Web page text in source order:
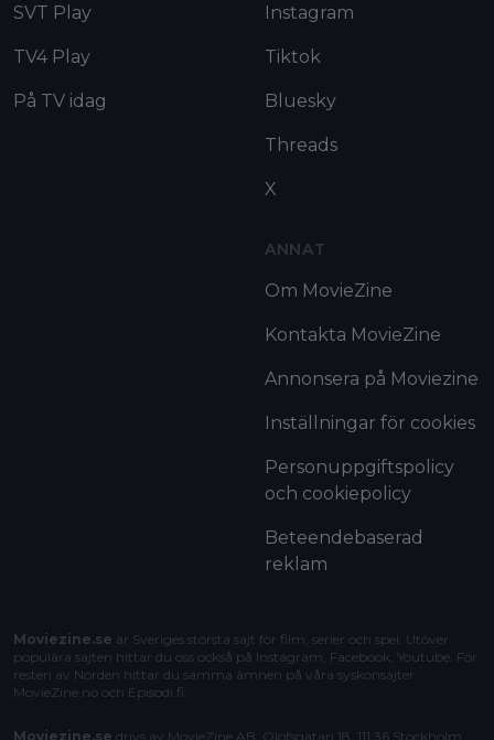
SVT Play
TV4 Play
På TV idag
Instagram
Tiktok
Bluesky
Threads
X
ANNAT
Om MovieZine
Kontakta MovieZine
Annonsera på Moviezine
Inställningar för cookies
Personuppgiftspolicy
och cookiepolicy
Beteendebaserad
reklam
Moviezine.se är Sveriges största sajt för film, serier och spel. Utöver
populära sajten hittar du oss också på Instagram, Facebook, Youtube. För
resten av Norden hittar du samma ämnen på våra syskonsajter
MovieZine.no och Episodi.fi
Moviezine.se drivs av MovieZine AB, Olofsgatan 18, 111 36 Stockholm